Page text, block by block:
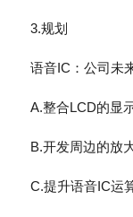
3.规划
语音IC：公司未
A.整合LCD的显
B.开发周边的放
C.提升语音IC运